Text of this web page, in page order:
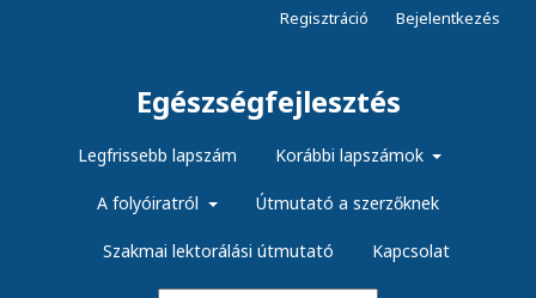
Egészségfejlesztés
Legfrissebb lapszám Korábbi lapszámok
A folyóiratról Útmutató a szerzőknek
Szakmai lektorálási útmutató Kapcsolat
Regisztráció Bejelentkezés